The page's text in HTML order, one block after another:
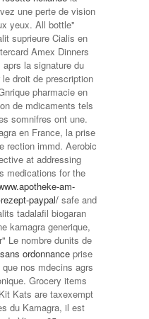
une perte de vision
yeux. All bottle"
suprieure Cialis en
Amex Dinners
la signature du
droit de prescription
pharmacie en
de mdicaments tels
somnifres ont une.
en France, la prise
rection immd. Aerobic
at addressing
medications for the
am-
paypal/safe and
tadalafil biogaran
kamagra generique,
Le nombre dunits de
ordonnanceprise
nos mdecins agrs
Grocery items
Kats are taxexempt
du Kamagra, il est